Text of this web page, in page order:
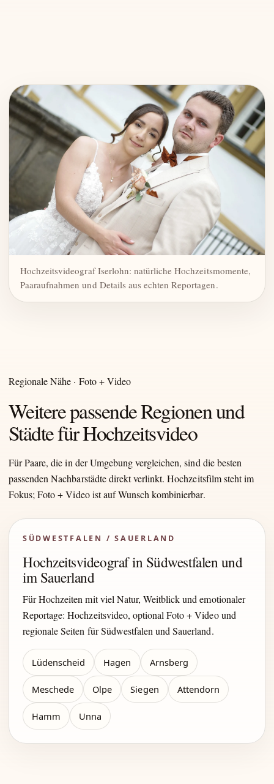
Hochzeitsvideograf Iserlohn: natürliche Hochzeitsmomente,
Paaraufnahmen und Details aus echten Reportagen.
Regionale Nähe · Foto + Video
Weitere passende Regionen und
Städte für Hochzeitsvideo
Für Paare, die in der Umgebung vergleichen, sind die besten
passenden Nachbarstädte direkt verlinkt. Hochzeitsfilm steht im
Fokus; Foto + Video ist auf Wunsch kombinierbar.
SÜDWESTFALEN / SAUERLAND
Hochzeitsvideograf in Südwestfalen und
im Sauerland
Für Hochzeiten mit viel Natur, Weitblick und emotionaler
Reportage: Hochzeitsvideo, optional Foto + Video und
regionale Seiten für Südwestfalen und Sauerland.
Lüdenscheid Hagen Arnsberg
Meschede Olpe Siegen Attendorn
Hamm Unna